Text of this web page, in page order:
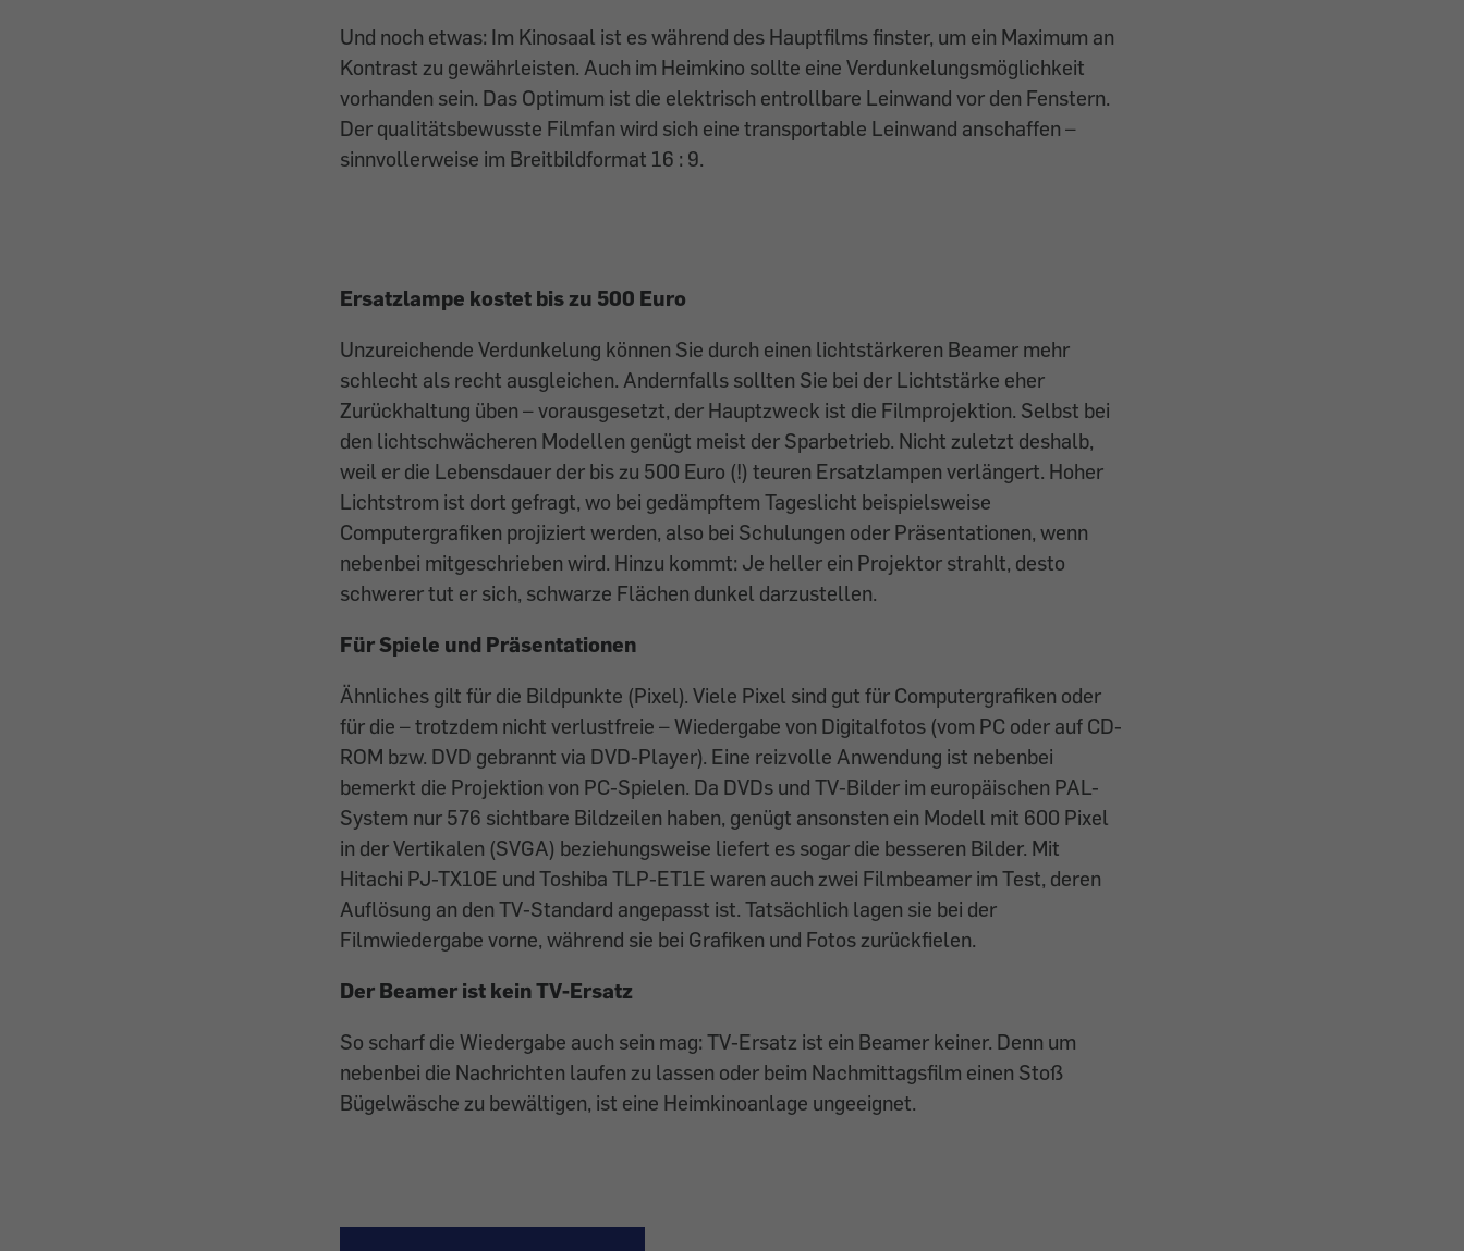
Und noch etwas: Im Kinosaal ist es während des Hauptfilms finster, um ein Maximum an
Kontrast zu gewährleisten. Auch im Heimkino sollte eine Verdunkelungsmöglichkeit
vorhanden sein. Das Optimum ist die elektrisch entrollbare Leinwand vor den Fenstern.
Der qualitätsbewusste Filmfan wird sich eine transportable Leinwand anschaffen –
sinnvollerweise im Breitbildformat 16 : 9.
Ersatzlampe kostet bis zu 500 Euro
Unzureichende Verdunkelung können Sie durch einen lichtstärkeren Beamer mehr
schlecht als recht ausgleichen. Andernfalls sollten Sie bei der Lichtstärke eher
Zurückhaltung üben – vorausgesetzt, der Hauptzweck ist die Filmprojektion. Selbst bei
den lichtschwächeren Modellen genügt meist der Sparbetrieb. Nicht zuletzt deshalb,
weil er die Lebensdauer der bis zu 500 Euro (!) teuren Ersatzlampen verlängert. Hoher
Lichtstrom ist dort gefragt, wo bei gedämpftem Tageslicht beispielsweise
Computergrafiken projiziert werden, also bei Schulungen oder Präsentationen, wenn
nebenbei mitgeschrieben wird. Hinzu kommt: Je heller ein Projektor strahlt, desto
schwerer tut er sich, schwarze Flächen dunkel darzustellen.
Für Spiele und Präsentationen
Ähnliches gilt für die Bildpunkte (Pixel). Viele Pixel sind gut für Computergrafiken oder
für die – trotzdem nicht verlustfreie – Wiedergabe von Digitalfotos (vom PC oder auf CD-
ROM bzw. DVD gebrannt via DVD-Player). Eine reizvolle Anwendung ist nebenbei
bemerkt die Projektion von PC-Spielen. Da DVDs und TV-Bilder im europäischen PAL-
System nur 576 sichtbare Bildzeilen haben, genügt ansonsten ein Modell mit 600 Pixel
in der Vertikalen (SVGA) beziehungsweise liefert es sogar die besseren Bilder. Mit
Hitachi PJ-TX10E und Toshiba TLP-ET1E waren auch zwei Filmbeamer im Test, deren
Auflösung an den TV-Standard angepasst ist. Tatsächlich lagen sie bei der
Filmwiedergabe vorne, während sie bei Grafiken und Fotos zurückfielen.
Der Beamer ist kein TV-Ersatz
So scharf die Wiedergabe auch sein mag: TV-Ersatz ist ein Beamer keiner. Denn um
nebenbei die Nachrichten laufen zu lassen oder beim Nachmittagsfilm einen Stoß
Bügelwäsche zu bewältigen, ist eine Heimkinoanlage ungeeignet.